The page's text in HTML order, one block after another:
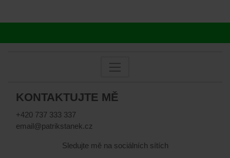
KONTAKTUJTE MĚ
+420 737 333 337
email@patrikstanek.cz
Sledujte mě na sociálních sítích